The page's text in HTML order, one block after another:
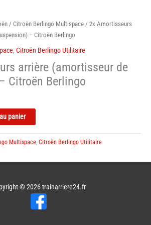
/ Citroën Berlingo Multispace / 2x Amortisseurs
– Citroën Berlingo
, Citroën Berlingo Utilitaire
arrière (amortisseur de
Citroën Berlingo
panier
Multispace, Citroën Berlingo Utilitaire
© 2026trainarriere24.fr